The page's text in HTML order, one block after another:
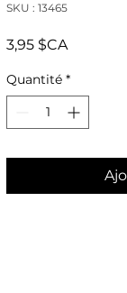
SKU : 13465
3,95 $CAPrix
Quantité *